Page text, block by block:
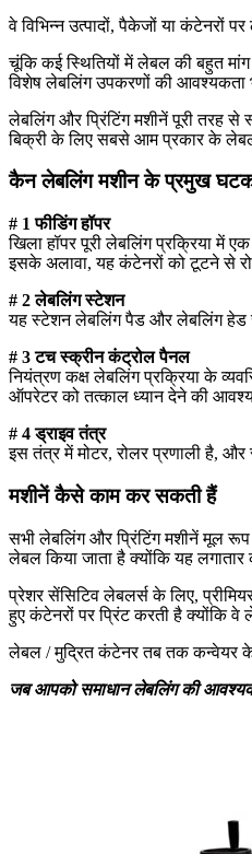
वे विभिन्न उत्पादों, पैकेजों या
चूंकि कई स्थितियों में लेबल की बहुत मांग
विशेष लेबलिंग उपकरणों की आवश्यकता
लेबलिंग और प्रिंटिंग मशीनें पूरी तरह
बिक्री के लिए सबसे आम प्रकार के
कैन लेबलिंग मशीन के प्रमुख
# 1 फीडिंग हॉपर
खिला हॉपर पूरी लेबलिंग प्रक्रिया में
इसके अलावा, यह कंटेनरों को टूटने से
# 2 लेबलिंग स्टेशन
यह स्टेशन लेबलिंग पैड और लेबलिंग हेड
# 3 टच स्क्रीन कंट्रोल पैनल
नियंत्रण कक्ष लेबलिंग प्रक्रिया के
ऑपरेटर को तत्काल ध्यान देने की
# 4 ड्राइव तंत्र
इस तंत्र में मोटर, रोलर प्रणाली है,
मशीनें कैसे काम कर सकती हैं
सभी लेबलिंग और प्रिंटिंग मशीनें मूल
लेबल किया जाता है क्योंकि यह लगातार
प्रेशर सेंसिटिव लेबलर्स के लिए,
हुए कंटेनरों पर प्रिंट करती है क्योंकि
लेबल / मुद्रित कंटेनर तब तक कन्वेयर के
जब आपको समाधान लेबलिंग की